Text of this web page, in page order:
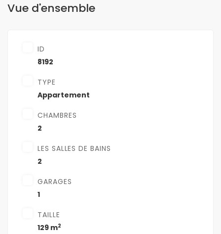
Vue d'ensemble
ID
8192
TYPE
Appartement
CHAMBRES
2
LES SALLES DE BAINS
2
GARAGES
1
TAILLE
129 m2